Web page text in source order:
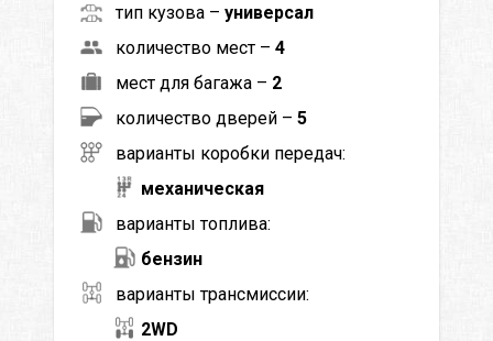
тип кузова – универсал
количество мест – 4
мест для багажа – 2
количество дверей – 5
варианты коробки передач:
механическая
варианты топлива:
бензин
варианты трансмиссии:
2WD